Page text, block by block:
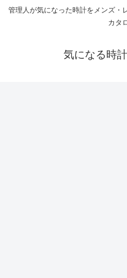
管理人が気になった時計をメンズ・
カタ
気になる時